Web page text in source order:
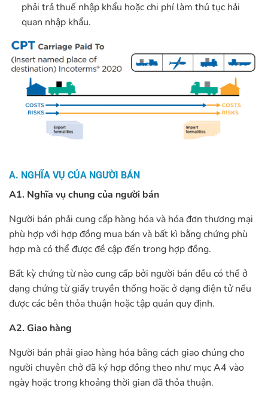
phải trả thuế nhập khẩu hoặc chi phí làm thủ tục hải
quan nhập khẩu.
A. NGHĨA VỤ CỦA NGƯỜI BÁN
A1. Nghĩa vụ chung của người bán
Người bán phải cung cấp hàng hóa và hóa đơn thương mại
phù hợp với hợp đồng mua bán và bất kì bằng chứng phù
hợp mà có thể được đề cập đến trong hợp đồng.
Bất kỳ chứng từ nào cung cấp bởi người bán đều có thể ở
dạng chứng từ giấy truyền thống hoặc ở dạng điện tử nếu
được các bên thỏa thuận hoặc tập quán quy định.
A2. Giao hàng
Người bán phải giao hàng hóa bằng cách giao chúng cho
người chuyên chở đã ký hợp đồng theo như mục A4 vào
ngày hoặc trong khoảng thời gian đã thỏa thuận.